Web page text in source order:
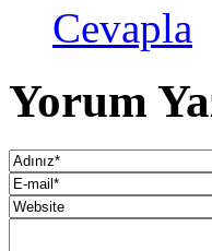
Cevapla
Yorum